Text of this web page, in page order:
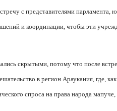
с представителями
и координации, чтобы эти
скрытыми, потому что после
в регион Араукания, где,
спроса на права народа